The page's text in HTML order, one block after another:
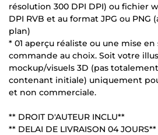
résolution 300 DPI DPI) ou fichier
DPI RVB et au format JPG ou PNG
plan)
* 01 aperçu réaliste ou une mise
commande au choix. Soit votre
mockup/visuels 3D (pas
contenant initiale) uniquement
et non commerciale.
** DROIT D'AUTEUR INCLU**
** DELAI DE LIVRAISON 04 JOURS**